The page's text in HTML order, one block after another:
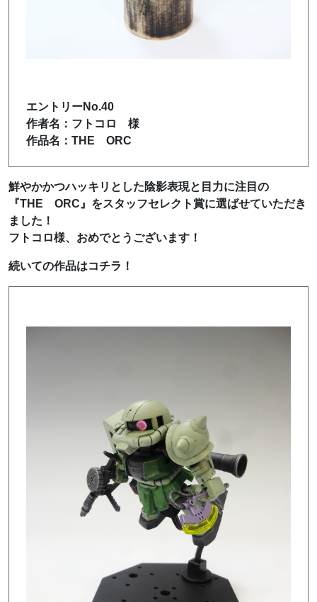
エントリーNo.40
作者名：フトコロ 様
作品名：THE ORC
鮮やかかつハッキリとした陰影表現と目力に注目の
『THE ORC』をスタッフセレクト賞に選ばせていただき
ました！
フトコロ様、おめでとうございます！
続いての作品はコチラ！